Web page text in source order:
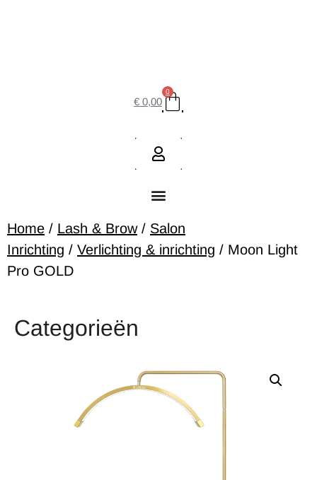
€ 0,00
0
Home / Lash & Brow/ Salon
Inrichting / Verlichting & inrichting / Moon Light
Pro GOLD
Categorieën